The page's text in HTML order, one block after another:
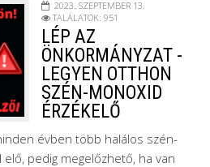
2023. SZEPTEMBER 13.
TALÁLATOK: 951
LÉP AZ
ÖNKORMÁNYZAT -
LEGYEN OTTHON
SZÉN-MONOXID
ÉRZÉKELŐ
évben több halálos szén-
pedig megelőzhető, ha van